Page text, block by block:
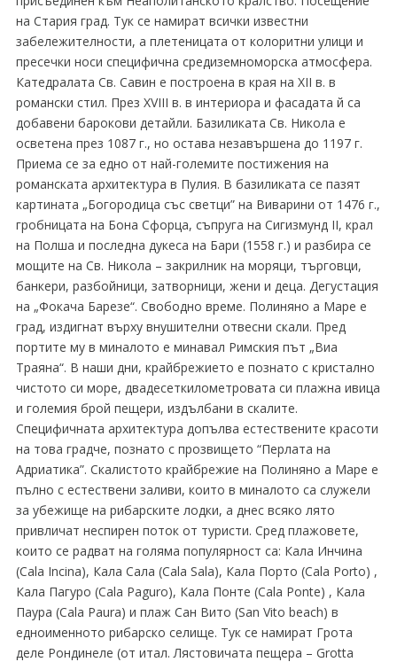
на Стария град. Тук се намират всички известни
забележителности, а плетеницата от колоритни улици и
пресечки носи специфична средиземноморска атмосфера.
Катедралата Св. Савин е построена в края на ХІІ в. в
романски стил. През ХVІІІ в. в интериора и фасадата й са
добавени барокови детайли. Базиликата Св. Никола е
осветена през 1087 г., но остава незавършена до 1197 г.
Приема се за едно от най-големите постижения на
романската архитектура в Пулия. В базиликата се пазят
картината „Богородица със светци” на Виварини от 1476 г.,
гробницата на Бона Сфорца, съпруга на Сигизмунд ІІ, крал
на Полша и последна дукеса на Бари (1558 г.) и разбира се
мощите на Св. Никола – закрилник на моряци, търговци,
банкери, разбойници, затворници, жени и деца. Дегустация
на „Фокача Барезе“. Свободно време. Полиняно а Маре е
град, издигнат върху внушителни отвесни скали. Пред
портите му в миналото е минавал Римския път „Виа
Траяна“. В наши дни, крайбрежието е познато с кристално
чистото си море, двадесеткилометровата си плажна ивица
и големия брой пещери, издълбани в скалите.
Специфичната архитектура допълва естествените красоти
на това градче, познато с прозвището “Перлата на
Адриатика”. Скалистото крайбрежие на Полиняно а Маре е
пълно с естествени заливи, които в миналото са служели
за убежище на рибарските лодки, а днес всяко лято
привличат неспирен поток от туристи. Сред плажовете,
които се радват на голяма популярност са: Кала Инчина
(Cala Incina), Кала Сала (Cala Sala), Кала Порто (Cala Porto) ,
Кала Пагуро (Cala Paguro), Кала Понте (Cala Ponte) , Кала
Паура (Cala Paura) и плаж Сан Вито (San Vito beach) в
едноименното рибарско селище. Тук се намират Грота
деле Рондинеле (от итал. Лястовичата пещера – Grotta